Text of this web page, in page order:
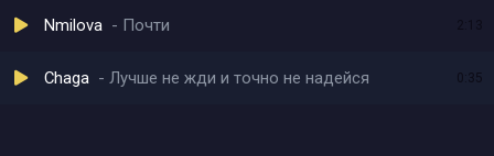
Nmilova Почти
Chaga Лучше не жди и точно не надейся 0:35